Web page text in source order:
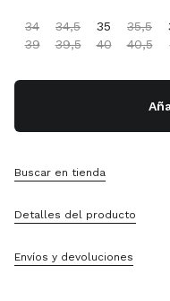
34 34,5 35 35,5
39
39,5 40 40,5
Buscar en tienda
Detalles del producto
Envíos y devoluciones
1-888-964-8648
Escríbanos Por WhatsApp
Localizador De Tiendas
Servicios Miu Miu
Preguntas Frecuentes